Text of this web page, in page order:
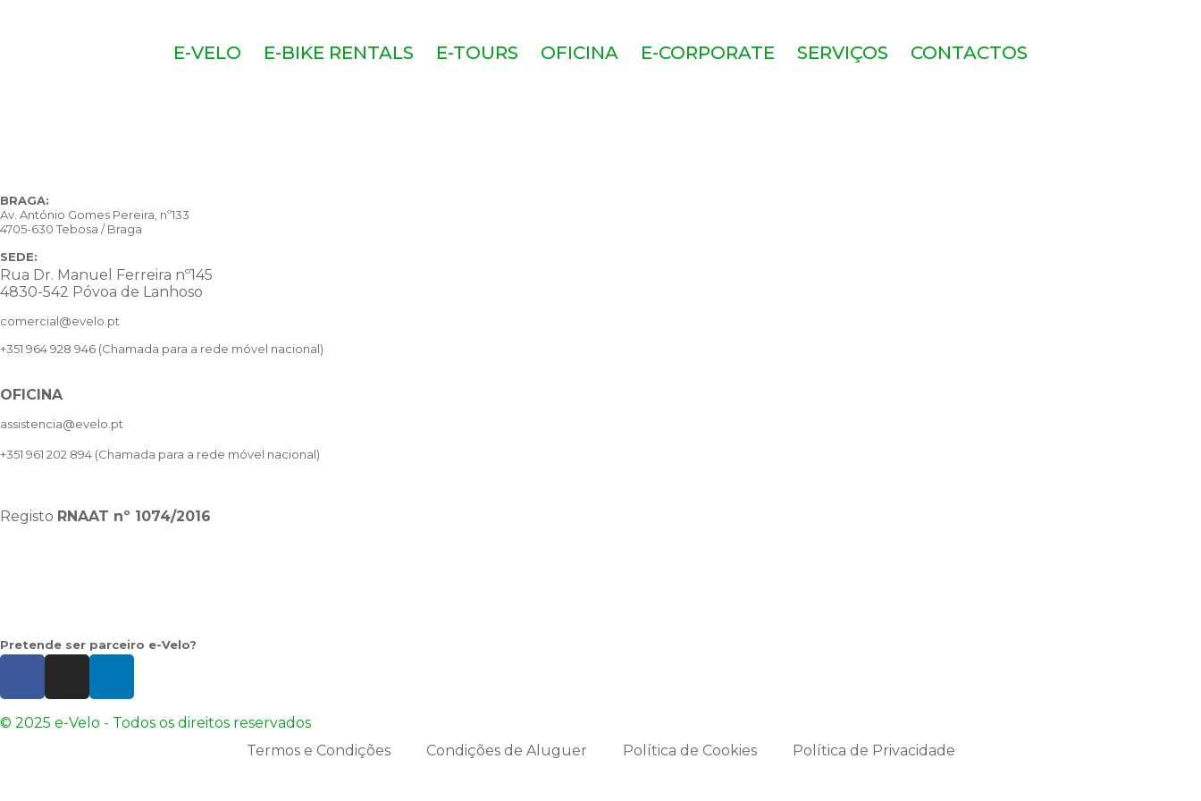
E-VELO E-BIKE RENTALS E-TOURS OFICINA E-CORPORATE SERVIÇOS CONTACTOS
BRAGA:
Av. António Gomes Pereira, nº133
4705-630 Tebosa / Braga
SEDE:
Rua Dr. Manuel Ferreira nº145
4830-542 Póvoa de Lanhoso
comercial@evelo.pt
+351 964 928 946 (Chamada para a rede móvel nacional)
OFICINA
assistencia@evelo.pt
+351 961 202 894 (Chamada para a rede móvel nacional)
Registo RNAAT nº 1074/2016
Pretende ser parceiro e-Velo?
© 2025 e-Velo - Todos os direitos reservados
Termos e Condições
Condições de Aluguer Política de Cookies Política de Privacidade